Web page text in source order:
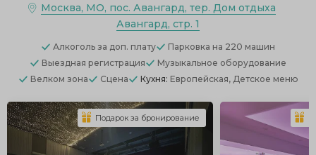
Москва, МО, пос. Авангард, тер. Дом отдыха
Авангард, стр. 1
Алкоголь за доп. плату Парковка на 220 машин
Выездная регистрация
Музыкальное оборудование
Велком зона
Сцена Кухня: Европейская, Детское меню
Подарок за бронирование